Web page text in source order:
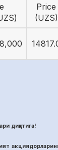
Price
(UZS)
диққатига!